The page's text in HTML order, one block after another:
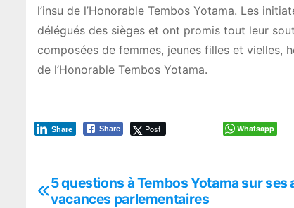
l’insu de l’Honorable Tembos Yotama. Les
délégués des sièges et ont promis tout leur
composées de femmes, jeunes filles et vielles,
de l’Honorable Tembos Yotama.
Share Post
Share Whatsapp
P5 questions à Tembos Yotama sur ses
vacances parlementaires